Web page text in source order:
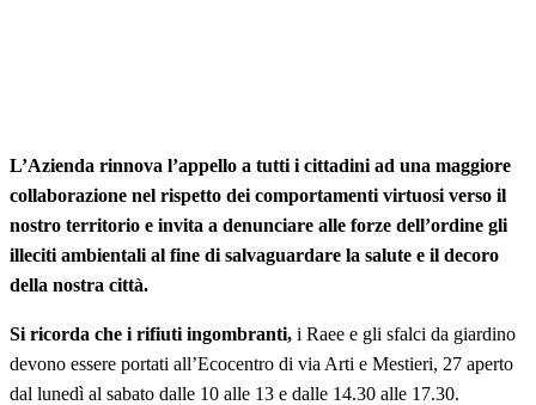
L’Azienda rinnova l’appello a tutti i cittadini ad una maggiore
collaborazione nel rispetto dei comportamenti virtuosi verso il
nostro territorio e invita a denunciare alle forze dell’ordine gli
illeciti ambientali al fine di salvaguardare la salute e il decoro
della nostra città.
Si ricorda che i rifiuti ingombranti, i Raee e gli sfalci da giardino
devono essere portati all’Ecocentro di via Arti e Mestieri, 27 aperto
dal lunedì al sabato dalle 10 alle 13 e dalle 14.30 alle 17.30.